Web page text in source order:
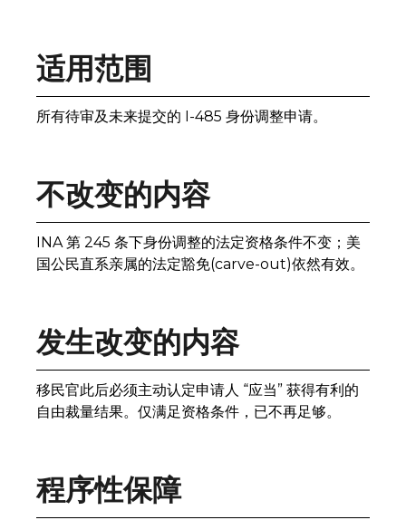
适用范围
所有待审及未来提交的 I-485 身份调整申请。
不改变的内容
INA 第 245 条下身份调整的法定资格条件不变；美
国公民直系亲属的法定豁免(carve-out)依然有效。
发生改变的内容
移民官此后必须主动认定申请人 “应当” 获得有利的
自由裁量结果。仅满足资格条件，已不再足够。
程序性保障